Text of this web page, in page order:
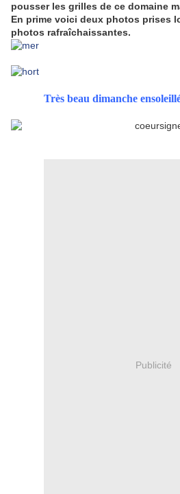
pousser les grilles de ce domaine
En prime voici deux photos prises
photos rafraîchaissantes.
Très beau dimanche
Publicité